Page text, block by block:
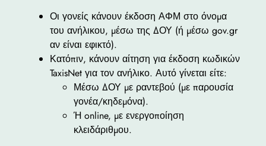
Οι γονείς κάνουν έκδοση ΑΦΜ στο όνομα
του ανήλικου, μέσω της ΔΟΥ (ή μέσω gov.gr
αν είναι εφικτό).
Κατόπιν, κάνουν αίτηση για έκδοση κωδικών
TaxisNet για τον ανήλικο. Αυτό γίνεται είτε:
Μέσω ΔΟΥ με ραντεβού (με παρουσία
γονέα/κηδεμόνα).
Ή online, με ενεργοποίηση
κλειδάριθμου.